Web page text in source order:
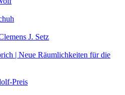
J. Setz
| Neue Räumlichkeiten für die
Preis